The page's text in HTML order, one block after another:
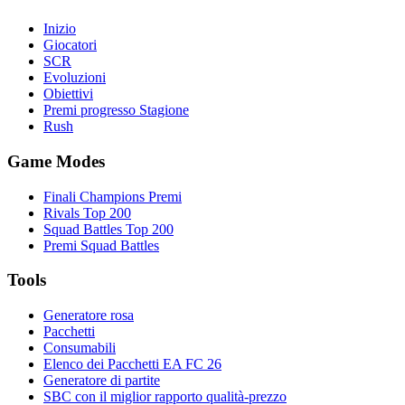
Inizio
Giocatori
SCR
Evoluzioni
Obiettivi
Premi progresso Stagione
Rush
Game Modes
Finali Champions Premi
Rivals Top 200
Squad Battles Top 200
Premi Squad Battles
Tools
Generatore rosa
Pacchetti
Consumabili
Elenco dei Pacchetti EA FC 26
Generatore di partite
SBC con il miglior rapporto qualità-prezzo